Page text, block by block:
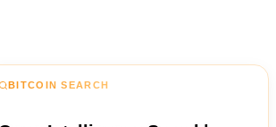
BITCOIN SEARCH